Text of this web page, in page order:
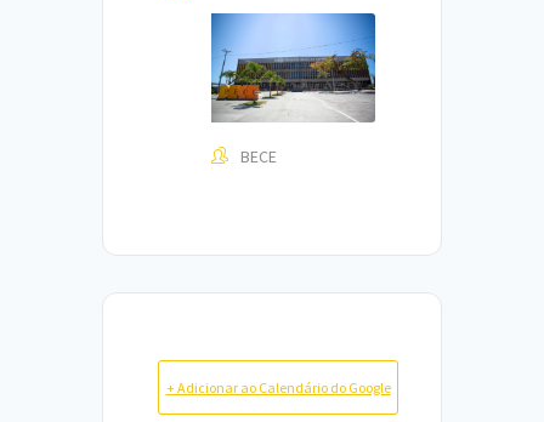
BECE
+ Adicionar ao Calendário do Google